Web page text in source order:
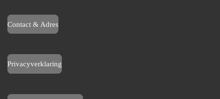
Contact & Adres
Privacyverklaring